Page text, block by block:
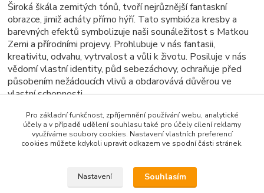
Široká škála zemitých tónů, tvoří nejrůznější fantaskní
obrazce, jimiž acháty přímo hýří. Tato symbióza kresby a
barevných efektů symbolizuje naši sounáležitost s Matkou
Zemi a přírodními projevy. Prohlubuje v nás fantasii,
kreativitu, odvahu, vytrvalost a vůli k životu. Posiluje v nás
vědomí vlastní identity, půd sebezáchovy, ochraňuje před
působením nežádoucích vlivů a obdarovává důvěrou ve
vlastní schopnosti.
Zboží zařazeno v kategoriích
Pro základní funkčnost, zpříjemnění používání webu, analytické
účely a v případě udělení souhlasu také pro účely cílení reklamy
využíváme soubory cookies. Nastavení vlastních preferencí
cookies můžete kdykoli upravit odkazem ve spodní části stránek.
Nastavení Souhlasím